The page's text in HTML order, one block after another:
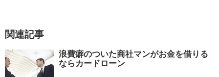
関連記事
浪費癖のついた商社マンがお金を借りる
ならカードローン